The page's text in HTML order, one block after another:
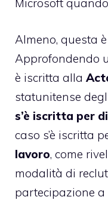
Microsoft
Almeno, questa
Approfondendo
è iscritta alla
statunitense
s’è iscritta per
caso s’è iscritta
lavoro, come
modalità di
partecipazione a